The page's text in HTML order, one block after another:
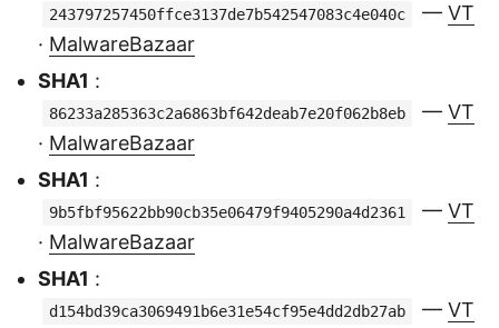
243797257450ffce3137de7b542547083c4e040c — VT
· MalwareBazaar
SHA1 :
86233a285363c2a6863bf642deab7e20f062b8eb — VT
· MalwareBazaar
SHA1 :
9b5fbf95622bb90cb35e06479f9405290a4d2361 — VT
· MalwareBazaar
SHA1 :
d154bd39ca3069491b6e31e54cf95e4dd2db27ab — VT